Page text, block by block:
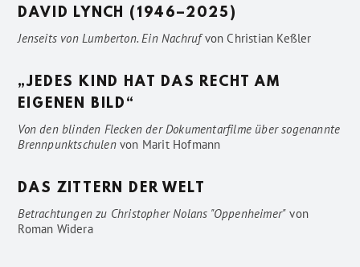
DAVID LYNCH (1946–2025)
Jenseits von Lumberton. Ein NachrufvonChristian Keßler
„JEDES KIND HAT DAS RECHT AM
EIGENEN BILD“
Von den blinden Flecken der Dokumentarfilme über sogenannte
Brennpunktschulenvon Marit Hofmann
DAS ZITTERN DER WELT
Betrachtungen zu Christopher Nolans "Oppenheimer" von
Roman Widera